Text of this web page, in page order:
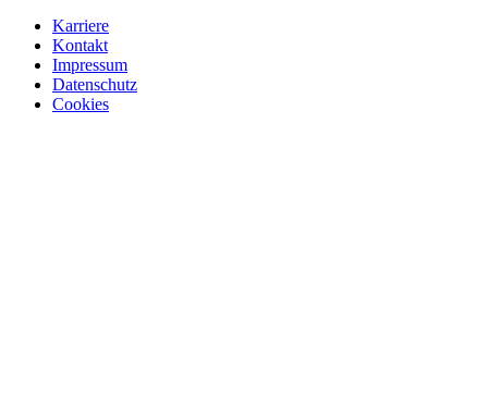
Karriere
Kontakt
Impressum
Datenschutz
Cookies